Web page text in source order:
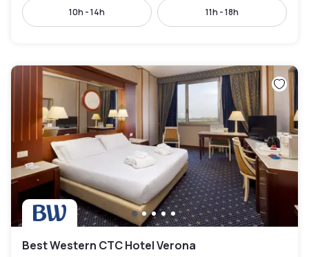
10h - 14h 11h - 18h
Best Western CTC Hotel Verona